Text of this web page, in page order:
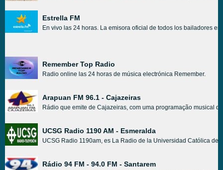
Estrella FM
En vivo las 24 horas. La emisora oficial de todos los bailadores
Remember Top Radio
Radio online las 24 horas de música electrónica Remember.
Arapuan FM 96.1 - Cajazeiras
Rádio que emite de Cajazeiras, com uma programação musical
UCSG Radio 1190 AM - Esmeralda
UCSG Radio 1190am, es La Radio de la Universidad Católica de
Rádio 94 FM - 94.0 FM - Santarem